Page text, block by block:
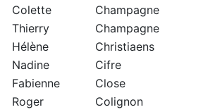
Colette
Champagne
Thierry
Champagne
Hélène
Christiaens
Nadine
Cifre
Fabienne
Close
Roger
Colignon